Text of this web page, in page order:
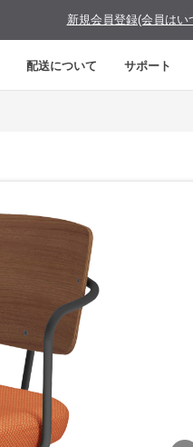
新規会員登録(会員はい
配送について サポート